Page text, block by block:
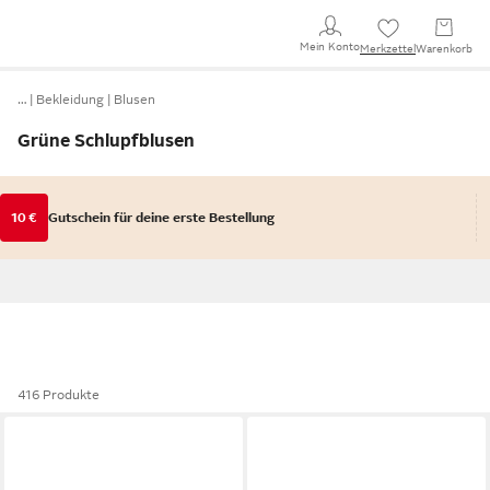
Mein KontoMerkzettel Warenkorb
… Bekleidung Blusen
Grüne Schlupfblusen
10 € Gutschein für deine erste Bestellung
416 Produkte